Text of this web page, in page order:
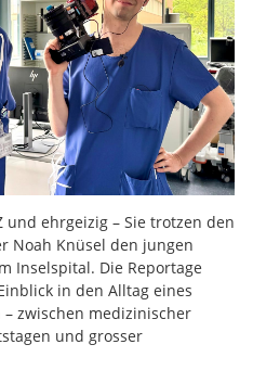
und ehrgeizig – Sie trotzen den
Noah Knüsel den jungen
Inselspital. Die Reportage
in den Alltag eines
zwischen medizinischer
und grosser